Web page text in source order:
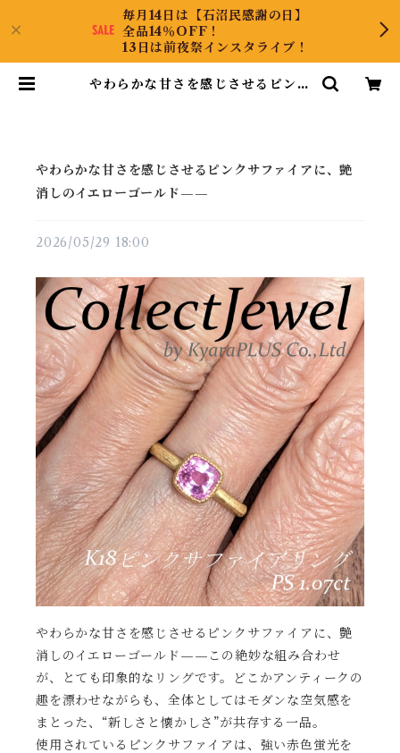
毎月14日は【石沼民感謝の日】
全品14％OFF！
13日は前夜祭インスタライブ！
やわらかな甘さを感じさせるピンク
やわらかな甘さを感じさせるピンクサファイアに、艶
消しのイエローゴールド——
2026/05/29 18:00
やわらかな甘さを感じさせるピンクサファイアに、艶
消しのイエローゴールド——この絶妙な組み合わせ
が、とても印象的なリングです。どこかアンティークの
趣を漂わせながらも、全体としてはモダンな空気感を
まとった、“新しさと懐かしさ”が共存する一品。
使用されているピンクサファイアは、強い赤色蛍光を